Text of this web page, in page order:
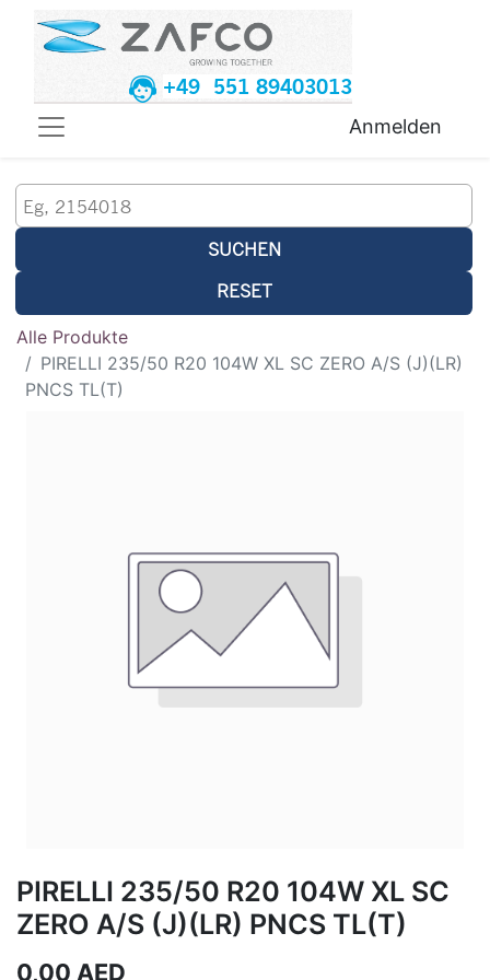
+49 551 89403013
Anmelden
SUCHEN
RESET
Alle Produkte
PIRELLI 235/50 R20 104W XL SC ZERO A/S (J)(LR)
PNCS TL(T)
PIRELLI 235/50 R20 104W XL SC
ZERO A/S (J)(LR) PNCS TL(T)
0,00 AED